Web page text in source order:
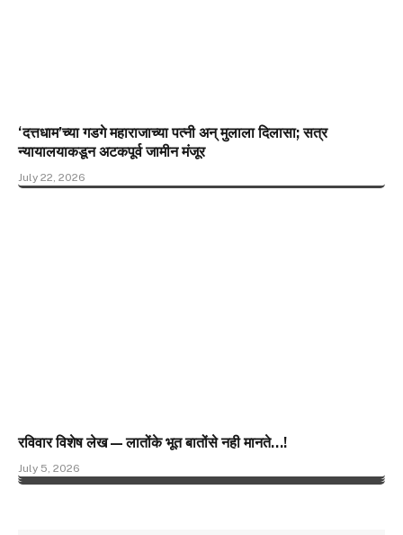
‘दत्तधाम’च्या गडगे महाराजाच्या पत्नी अन् मुलाला दिलासा; सत्र
न्यायालयाकडून अटकपूर्व जामीन मंजूर
July 22, 2026
रविवार विशेष लेख — लातोंके भूत बातोंसे नही मानते…!
July 5, 2026